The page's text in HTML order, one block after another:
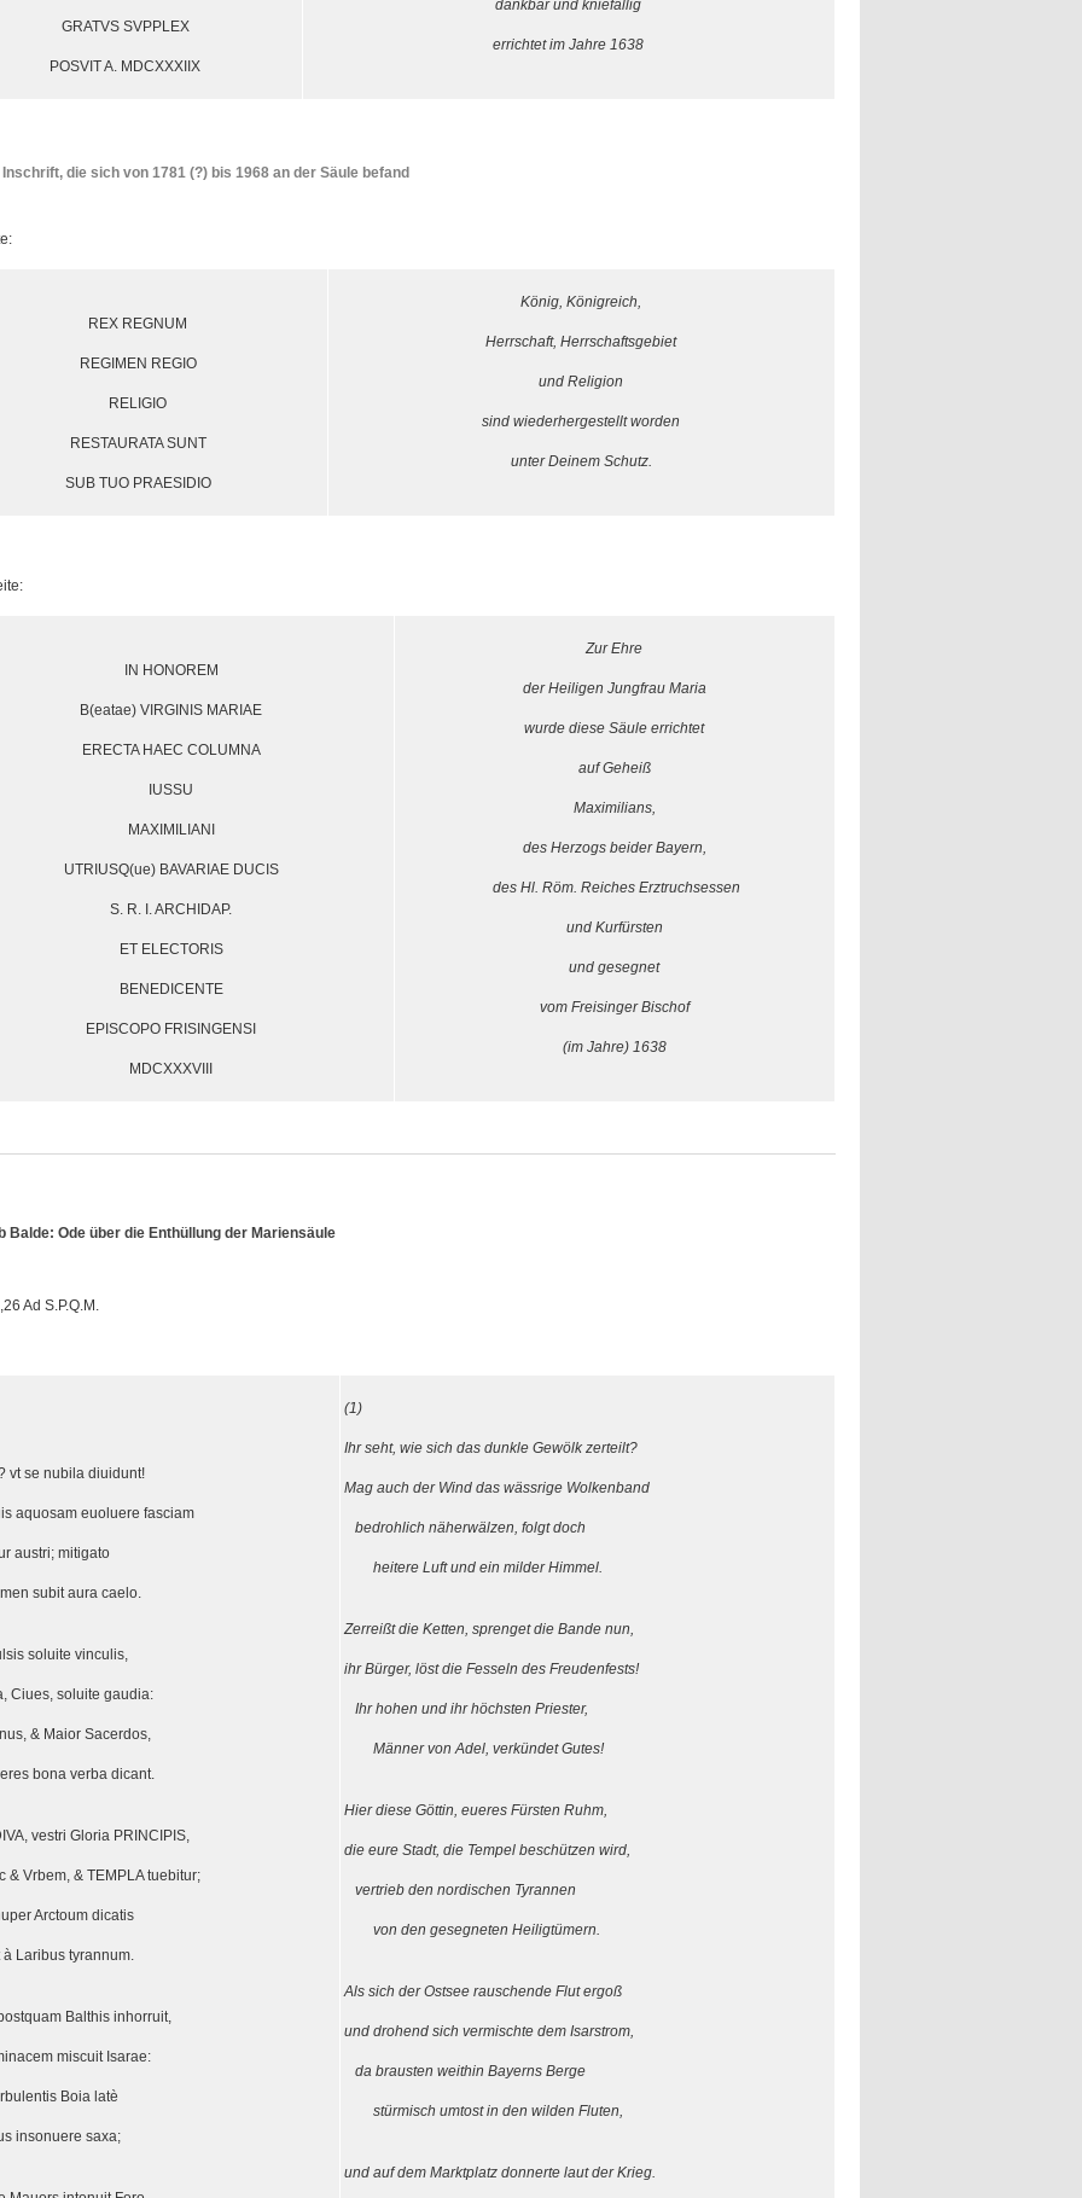
GRATVS SVPPLEX
POSVIT A. MDCXXXIIX
dankbar und kniefällig
errichtet im Jahre 1638
Inschrift, die sich von 1781 (?) bis 1968 an der Säule befand
REX REGNUM
REGIMEN REGIO
RELIGIO
RESTAURATA SUNT
SUB TUO PRAESIDIO
König, Königreich,
Herrschaft, Herrschaftsgebiet
und Religion
sind wiederhergestellt worden
unter Deinem Schutz.
IN HONOREM
B(eatae) VIRGINIS MARIAE
ERECTA HAEC COLUMNA
IUSSU
MAXIMILIANI
UTRIUSQ(ue) BAVARIAE DUCIS
S. R. I. ARCHIDAP.
ET ELECTORIS
BENEDICENTE
EPISCOPO FRISINGENSI
MDCXXXVIII
Zur Ehre
der Heiligen Jungfrau Maria
wurde diese Säule errichtet
auf Geheiß
Maximilians,
des Herzogs beider Bayern,
des Hl. Röm. Reiches Erztruchsessen
und Kurfürsten
und gesegnet
vom Freisinger Bischof
(im Jahre) 1638
Balde: Ode über die Enthüllung der Mariensäule
Ad S.P.Q.M.
vt se nubila diuidunt!
aquosam euoluere fasciam
austri; mitigato
subit aura caelo.
soluite vinculis,
Ciues, soluite gaudia:
& Maior Sacerdos,
bona verba dicant.
vestri Gloria PRINCIPIS,
& Vrbem, & TEMPLA tuebitur;
Arctoum dicatis
à Laribus tyrannum.
Balthis inhorruit,
miscuit Isarae:
Boia latè
insonuere saxa;
(1)
Ihr seht, wie sich das dunkle Gewölk zerteilt?
Mag auch der Wind das wässrige Wolkenband
bedrohlich näherwälzen, folgt doch
heitere Luft und ein milder Himmel.
Zerreißt die Ketten, sprenget die Bande nun,
ihr Bürger, löst die Fesseln des Freudenfests!
Ihr hohen und ihr höchsten Priester,
Männer von Adel, verkündet Gutes!
Hier diese Göttin, eueres Fürsten Ruhm,
die eure Stadt, die Tempel beschützen wird,
vertrieb den nordischen Tyrannen
von den gesegneten Heiligtümern.
Als sich der Ostsee rauschende Flut ergoß
und drohend sich vermischte dem Isarstrom,
da brausten weithin Bayerns Berge
stürmisch umtost in den wilden Fluten,
und auf dem Marktplatz donnerte laut der Krieg.